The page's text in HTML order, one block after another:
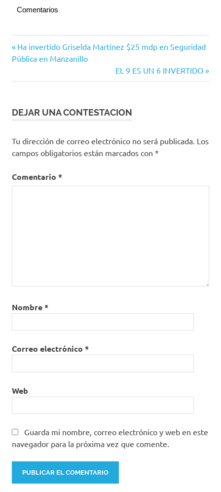
Comentarios
Álvarez
Navegación
de
entradas
Entrada
anterior:
Ha invertido Griselda Martínez $25 mdp en Seguridad
Pública en Manzanillo
Siguiente
entrada:
EL 9 ES UN 6 INVERTIDO
DEJAR UNA CONTESTACION
Tu dirección de correo electrónico no será publicada. Los
campos obligatorios están marcados con *
Comentario *
Nombre*
Correo electrónico *
Web
Guarda mi nombre, correo electrónico y web en este
navegador para la próxima vez que comente.